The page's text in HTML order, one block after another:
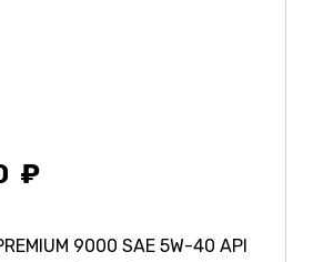
9000 SAE 5W-40 API